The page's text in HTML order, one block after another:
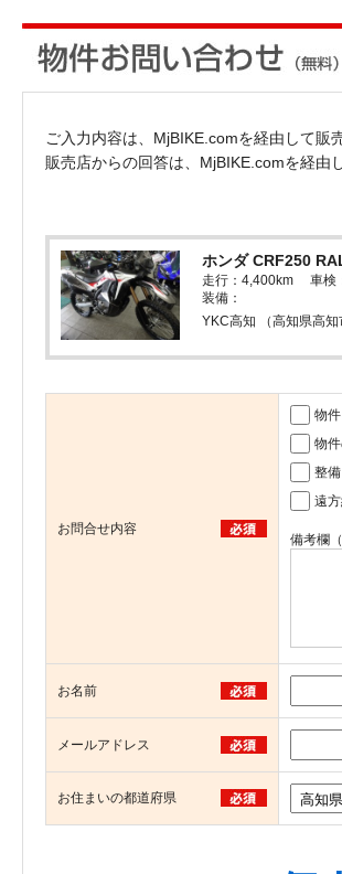
ご入力内容は、MjBIKE.comを経由して販
販売店からの回答は、MjBIKE.comを経由
ホンダ CRF250
走行：4,400km 車
装備：
YKC高知 （高知県高知
お問合せ内容
物
物
整
遠
備考欄
お名前
メールアドレス
お住まいの都道府県